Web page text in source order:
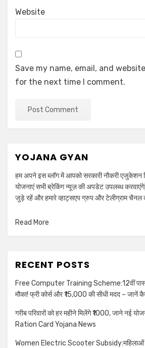
Website
Save my name, email, and
for the next time I comment.
YOJANA GYAN
हम अपने इस ब्लॉग में आपको सरकारी नौकरी एजुकेशन
योजनाएं सभी ब्रेकिंग न्यूज़ की अपडेट उपलब्ध
जुड़े रहें और हमारे व्हाट्सएप ग्रुप और टेलीग्राम चैनल
Read More
RECENT POSTS
Free Computer Training Scheme:12वीं
मौका! फ्री कोर्स और ₹15,000 की सीधी मदद – जानें
गरीब परिवारों को हर महीने मिलेंगे ₹1000, जाने नई
Ration Card Yojana News
Women Electric Scooter Subsidy:महिलाओं